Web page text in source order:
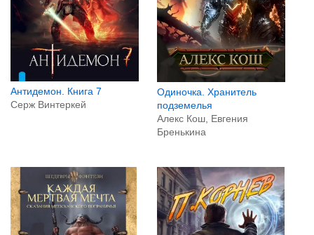
Антидемон. Книга 7
Серж Винтеркей
Одиночка. Хранитель
подземелья
Алекс Кош, Евгения
Бренькина